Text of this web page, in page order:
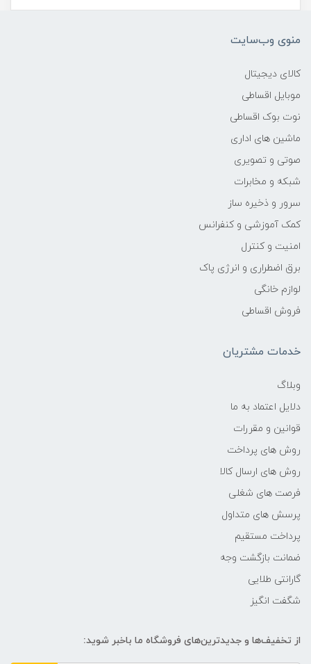
منوی وب‌سایت
کالای دیجیتال
موبایل اقساطی
نوت بوک اقساطی
ماشین های اداری
صوتی و تصویری
شبکه و مخابرات
سرور و ذخیره ساز
کمک آموزشی و کنفرانس
امنیت و کنترل
برق اضطراری و انرژی پاک
لوازم خانگی
فروش اقساطی
خدمات مشتریان
وبلاگ
دلایل اعتماد به ما
قوانین و مقررات
روش های پرداخت
روش های ارسال کالا
فرصت های شغلی
پرسش های متداول
پرداخت مستقیم
ضمانت بازگشت وجه
گارانتی طلایی
شگفت انگیز
از تخفیف‌ها و جدیدترین‌های فروشگاه ما باخبر شوید: